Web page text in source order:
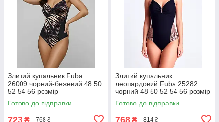
Злитий купальник Fuba
26009 чорний-бежевий 48 50
52 54 56 розмір
Готово до відправки
723 ₴ 768 ₴
Злитий купальник
леопардовий Fuba 25282
чорний 48 50 52 54 56 розмір
Готово до відправки
768 ₴ 814 ₴